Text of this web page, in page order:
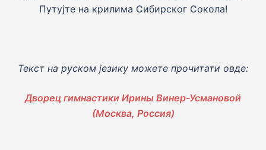
Путујте на крилима Сибирског Сокола!
Текст на руском jезику можете прочитати овде:
Дворец гимнастики Ирины Винер-Усмановой
(Москва, Россия)